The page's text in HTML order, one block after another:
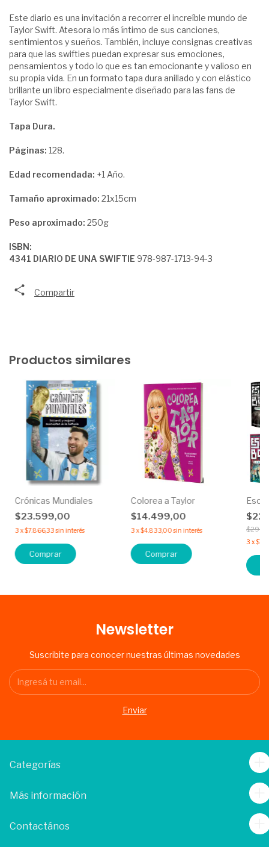
Este diario es una invitación a recorrer el increíble mundo de
Taylor Swift. Atesora lo más íntimo de sus canciones,
sentimientos y sueños. También, incluye consignas creativas
para que las swifties puedan expresar sus emociones,
pensamientos y todo lo que es tan emocionante y valioso en
su propia vida. En un formato tapa dura anillado y con elástico
brillante un libro especialmente diseñado para las fans de
Taylor Swift.
Tapa Dura.
Páginas: 128.
Edad recomendada: +1 Año.
Tamaño aproximado: 21x15cm
Peso aproximado: 250g
ISBN:
4341 DIARIO DE UNA SWIFTIE 978-987-1713-94-3
Compartir
Productos similares
Crónicas Mundiales
$23.599,00
3 x$7.866,33 sin interés
Colorea a Taylor
$14.499,00
3 x$4.833,00 sin interés
3 x
Newsletter
Suscribite para conocer nuestras últimas novedades
Categorías
Más información
Contactános